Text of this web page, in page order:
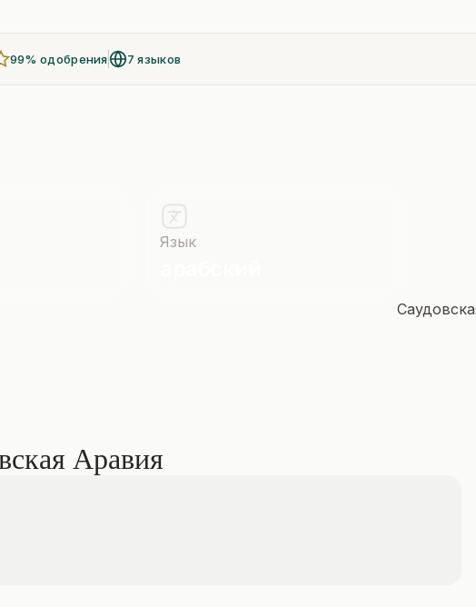
99% одобрения 7 языков
Язык
Аравия